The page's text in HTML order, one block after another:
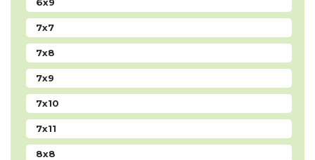
7x7
7x8
7x9
7x10
7x11
8x8